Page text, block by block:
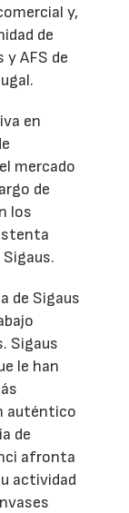
y,
de
AFS de
en
mercado
de
los
de Sigaus
Sigaus
le han
auténtico
de
afronta
actividad